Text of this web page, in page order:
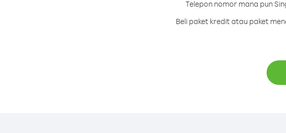
Telepon nomor mana pun
Beli paket kredit atau paket